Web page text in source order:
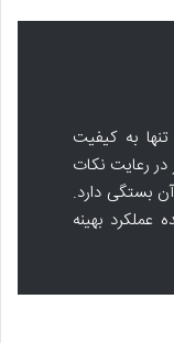
به کیفیت
رعایت نکات
بستگی دارد.
بهینه